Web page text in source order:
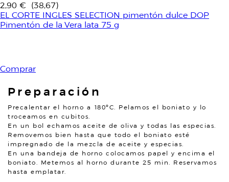
2,90 €
(38,67)
EL CORTE INGLES SELECTION pimentón dulce DOP
Pimentón de la Vera lata 75 g
Comprar
Preparación
Precalentar el horno a 180ºC. Pelamos el boniato y lo
troceamos en cubitos.
En un bol echamos aceite de oliva y todas las especias.
Removemos bien hasta que todo el boniato esté
impregnado de la mezcla de aceite y especias.
En una bandeja de horno colocamos papel y encima el
boniato. Metemos al horno durante 25 min. Reservamos
hasta emplatar.